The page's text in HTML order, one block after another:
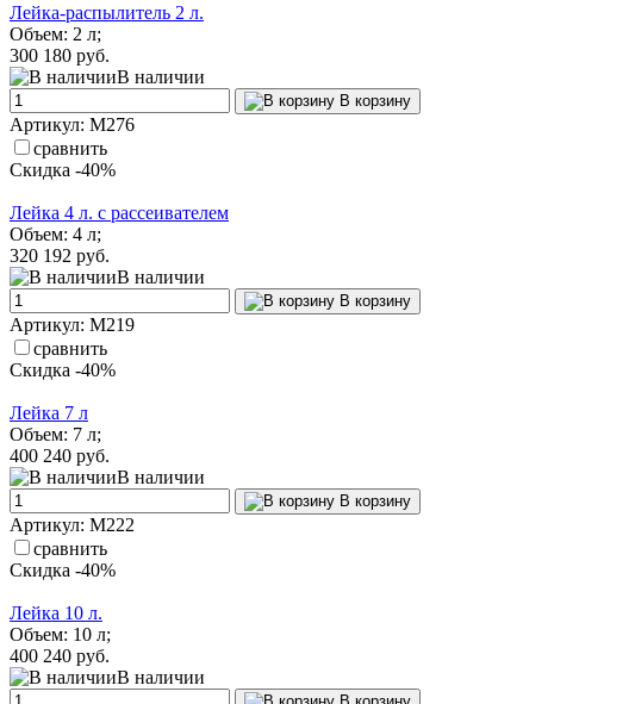
Лейка-распылитель 2 л.
Объем: 2 л;
300 180 руб.
В наличии
В корзину
Артикул: М276
сравнить
Скидка -40%
Лейка 4 л. с рассеивателем
Объем: 4 л;
320 192 руб.
В наличии
В корзину
Артикул: М219
сравнить
Скидка -40%
Лейка 7 л
Объем: 7 л;
400 240 руб.
В наличии
В корзину
Артикул: М222
сравнить
Скидка -40%
Лейка 10 л.
Объем: 10 л;
400 240 руб.
В наличии